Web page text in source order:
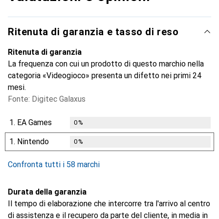
Ritenuta di garanzia e tasso di reso
Ritenuta di garanzia
La frequenza con cui un prodotto di questo marchio nella
categoria «Videogioco» presenta un difetto nei primi 24
mesi.
Fonte: Digitec Galaxus
1. EA Games 0%
1. Nintendo 0%
Confronta tutti i 58 marchi
Durata della garanzia
Il tempo di elaborazione che intercorre tra l'arrivo al centro
di assistenza e il recupero da parte del cliente, in media in